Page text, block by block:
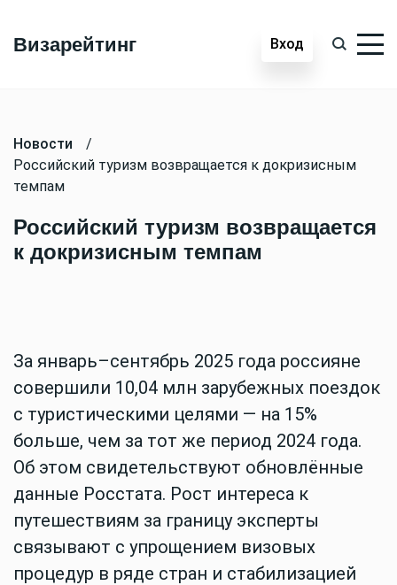
Визарейтинг Вход
Новости
/
Российский туризм возвращается к докризисным
темпам
Российский туризм возвращается
к докризисным темпам
За январь–сентябрь 2025 года россияне
совершили 10,04 млн зарубежных поездок
с туристическими целями — на 15%
больше, чем за тот же период 2024 года.
Об этом свидетельствуют обновлённые
данные Росстата. Рост интереса к
путешествиям за границу эксперты
связывают с упрощением визовых
процедур в ряде стран и стабилизацией